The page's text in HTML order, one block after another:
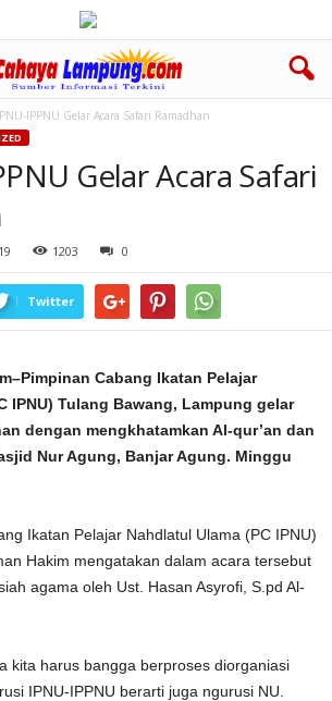
IPPNU Gelar Acara Safari Ramadhan
Gelar Acara Safari
1203 0
Twitter
Cabang Ikatan Pelajar
IPNU) Tulang Bawang, Lampung gelar
dengan mengkhatamkan Al-qur’an dan
Nur Agung, Banjar Agung. Minggu
Ikatan Pelajar Nahdlatul Ulama (PC IPNU)
Hakim mengatakan dalam acara tersebut
agama oleh Ust. Hasan Asyrofi, S.pd Al-
kita harus bangga berproses diorganiasi
IPNU-IPPNU berarti juga ngurusi NU.